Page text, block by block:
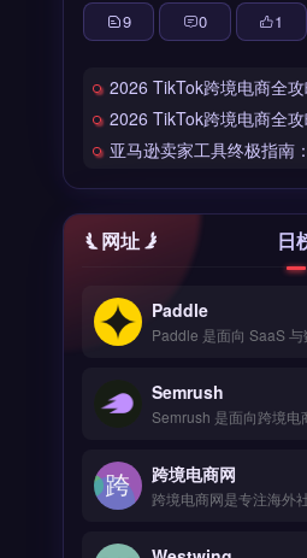
9 0 1
2026 TikTok跨境电商全攻略：从选品到
2026 TikTok跨境电商全攻略：从选品到
亚马逊卖家工具终极指南：40+款必备
网址 日
Paddle
Semrush
跨境电商网